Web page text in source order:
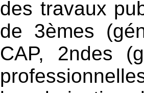
des travaux
de 3èmes
CAP, 2ndes